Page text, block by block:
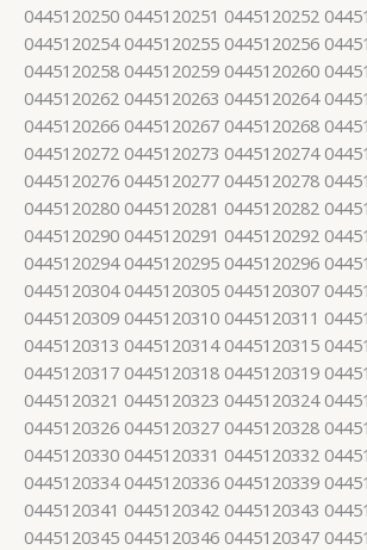
0445120250 0445120251 0445120252
0445120254 0445120255 0445120256
0445120258 0445120259 0445120260
0445120262 0445120263 0445120264
0445120266 0445120267 0445120268
0445120272 0445120273 0445120274
0445120276 0445120277 0445120278
0445120280 0445120281 0445120282
0445120290 0445120291 0445120292
0445120294 0445120295 0445120296
0445120304 0445120305 0445120307
0445120309 0445120310 0445120311
0445120313 0445120314 0445120315
0445120317 0445120318 0445120319
0445120321 0445120323 0445120324
0445120326 0445120327 0445120328
0445120330 0445120331 0445120332
0445120334 0445120336 0445120339
0445120341 0445120342 0445120343
0445120345 0445120346 0445120347